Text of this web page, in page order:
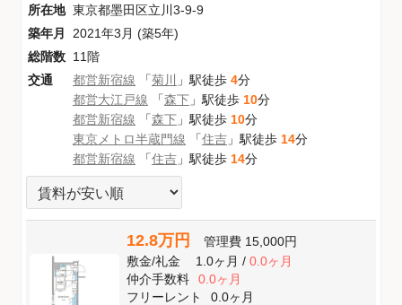
所在地 東京都墨田区立川3-9-9
築年月
2021年3月 (築5年)
総階数 11階
交通
都営新宿線 「菊川 」駅徒歩 4分
都営大江戸線 「森下 」駅徒歩 10分
都営新宿線 「森下 」駅徒歩 10分
東京メトロ半蔵門線 「住吉 」駅徒歩 14分
都営新宿線 「住吉 」駅徒歩 14分
12.8万円 管理費 15,000円
敷金/礼金 1.0ヶ月/ 0.0ヶ月
仲介手数料
0.0ヶ月
フリーレント
0.0ヶ月